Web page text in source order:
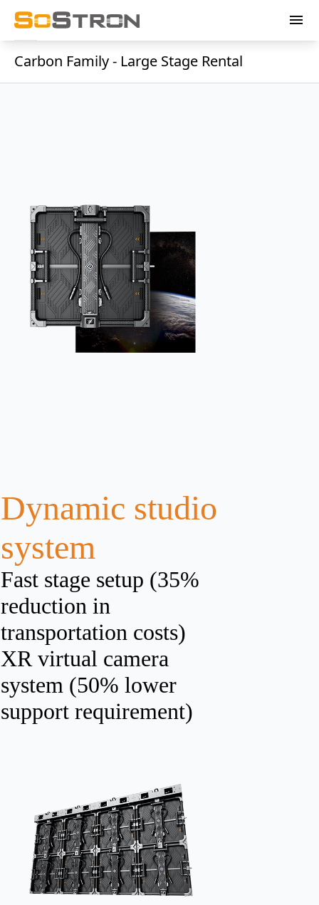
menu
Carbon Family - Large Stage Rental
Dynamic studio
system
Fast stage setup (35%
reduction in
transportation costs)
XR virtual camera
system (50% lower
support requirement)